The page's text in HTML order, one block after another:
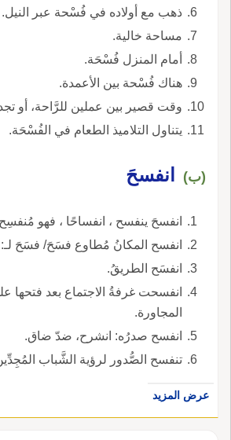
ذهب مع أولاده في فُسْحة عبر النيل.
مساحة خالية.
أمام المنزل فُسْحَة.
هناك فُسْحة بين الأعمدة.
وقت قصير بين عملين للرَّاحة، أو
يتناول التلاميذ الطعام في الفُسْحَة.
(ب) انفسحَ
انفسحَ ينفسح ، انفساحًا ، فهو
انفسح المكانُ مُطاوع فسَحَ/ فسَحَ لـ:
انفسَح الطريقُ.
انفسحت غرفةُ الاجتماع بعد فتحها
المجاورة.
انفسح صدرُه: انشرح، ضدّ ضاق.
تنفسح الصُّدور لرؤية الشَّباب
عرض المزيد